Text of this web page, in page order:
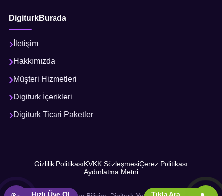
DigiturkBurada
İletişim
Hakkımızda
Müşteri Hizmetleri
Digiturk İçerikleri
Digiturk Ticari Paketler
Gizlilik PolitikasıKVKK SözleşmesiÇerez Politikası
Aydınlatma Metni
Hızlı Üye Ol Tıkla Ara